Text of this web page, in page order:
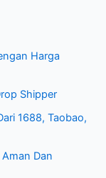
Harga
Shipper
1688, Taobao,
Dan